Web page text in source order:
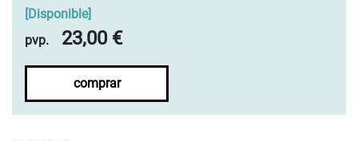
Disponible]
pvp.
23,00 €
comprar